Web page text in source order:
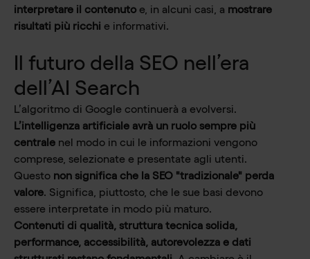
interpretare il contenuto e, in alcuni casi, a mostrare
risultati più ricchi e informativi.
Il futuro della SEO nell’era
dell’AI Search
L’algoritmo di Google continuerà a evolversi.
L’intelligenza artificiale avrà un ruolo sempre più
centrale nel modo in cui le informazioni vengono
comprese, selezionate e presentate agli utenti.
Questo non significa che la SEO "tradizionale" perda
valore. Significa, piuttosto, che le sue basi devono
essere interpretate in modo più maturo.
Contenuti di qualità, struttura tecnica solida,
performance, accessibilità, autorevolezza e dati